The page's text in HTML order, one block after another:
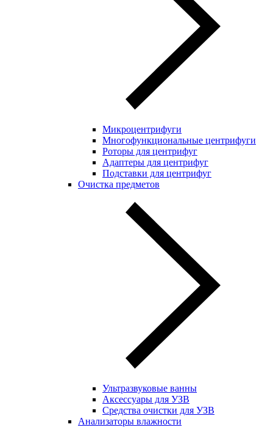
Микроцентрифуги
Многофункциональные центрифуги
Роторы для центрифуг
Адаптеры для центрифуг
Подставки для центрифуг
Очистка предметов
Ультразвуковые ванны
Аксессуары для УЗВ
Средства очистки для УЗВ
Анализаторы влажности